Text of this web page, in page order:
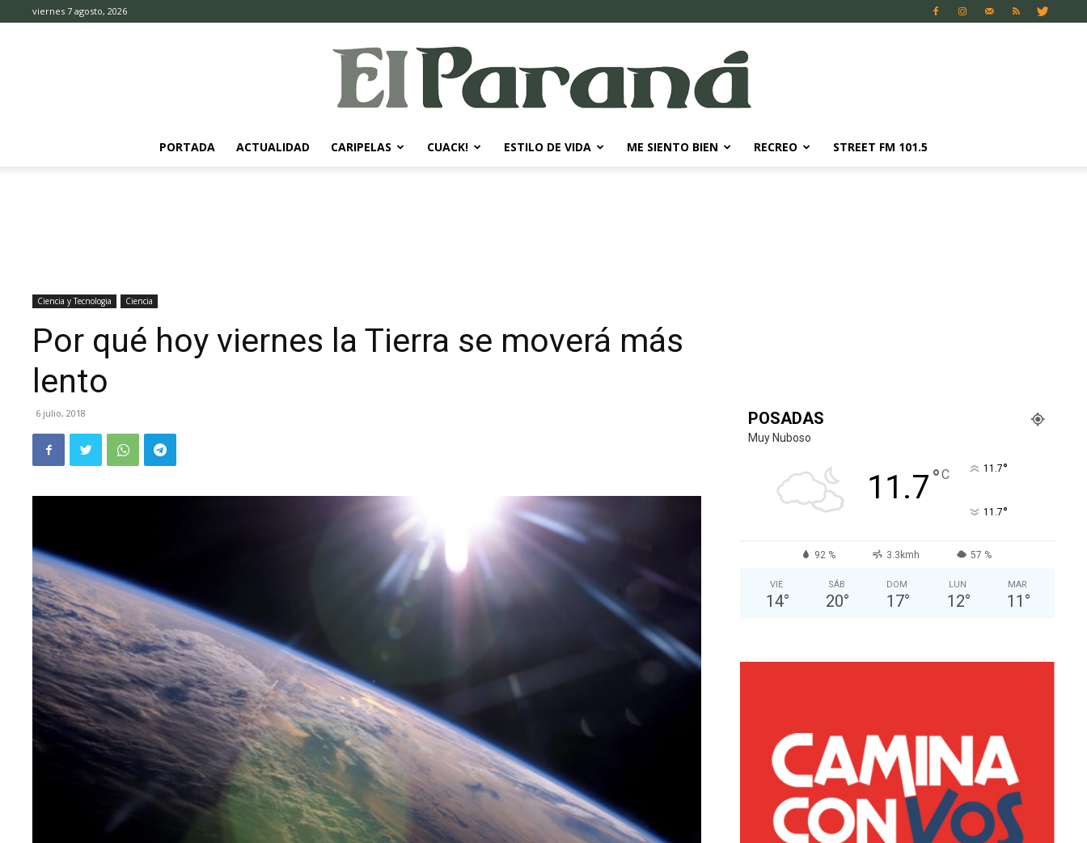
viernes 7 agosto, 2026
PORTADA ACTUALIDAD CARIPELAS CUACK! ESTILO DE VIDA ME SIENTO BIEN RECREO STREET FM 101.5
Ciencia y Tecnologia Ciencia
Por qué hoy viernes la Tierra se moverá más
lento
6 julio, 2018 POSADAS
Muy Nuboso
11.7°C 11.7°
11.7°
92 % 3.3kmh 57 %
VIE
14°
SÁB
20°
DOM
17°
LUN
12°
MAR
11 °